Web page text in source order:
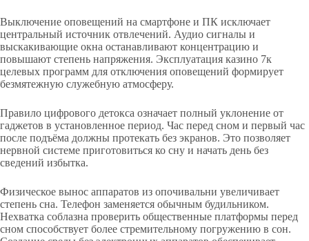
Выключение оповещений на смартфоне и ПК исключает
центральный источник отвлечений. Аудио сигналы и
выскакивающие окна останавливают концентрацию и
повышают степень напряжения. Эксплуатация казино 7к
целевых программ для отключения оповещений формирует
безмятежную служебную атмосферу.
Правило цифрового детокса означает полный уклонение от
гаджетов в установленное период. Час перед сном и первый час
после подъёма должны протекать без экранов. Это позволяет
нервной системе приготовиться ко сну и начать день без
сведений избытка.
Физическое вынос аппаратов из опочивальни увеличивает
степень сна. Телефон заменяется обычным будильником.
Нехватка соблазна проверить общественные платформы перед
сном способствует более стремительному погружению в сон.